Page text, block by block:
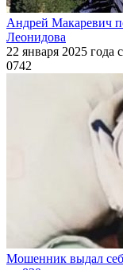
Андрей Макаревич
Леонидова
22 января 2025 года
0742
Мошенник выдал